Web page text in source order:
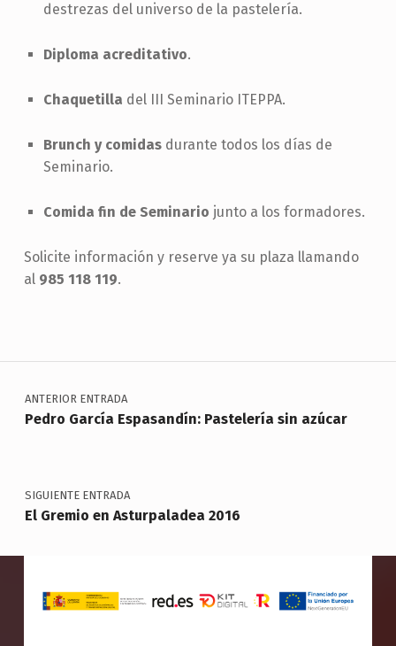
destrezas del universo de la pastelería.
Diploma acreditativo.
Chaquetilla del III Seminario ITEPPA.
Brunch y comidasdurante todos los días de
Seminario.
Comida fin de Seminario junto a los formadores.
Solicite información y reserve ya su plaza llamando
al 985 118 119.
Navegación de entradas
ANTERIOR ENTRADA
Pedro García Espasandín: Pastelería sin azúcar
SIGUIENTE ENTRADA
El Gremio en Asturpaladea 2016